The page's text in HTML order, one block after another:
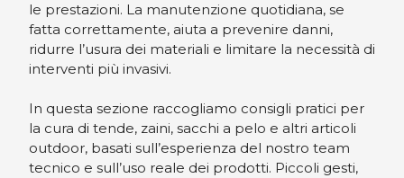
le prestazioni. La manutenzione quotidiana, se
fatta correttamente, aiuta a prevenire danni,
ridurre l’usura dei materiali e limitare la necessità di
interventi più invasivi.
In questa sezione raccogliamo consigli pratici per
la cura di tende, zaini, sacchi a pelo e altri articoli
outdoor, basati sull’esperienza del nostro team
tecnico e sull’uso reale dei prodotti. Piccoli gesti,